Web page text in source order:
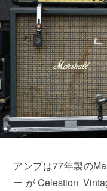
アンプは77年製の
ーがCelestion